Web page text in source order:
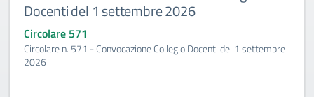
Docenti del 1 settembre 2026
Circolare 571
Circolare n. 571 - Convocazione Collegio Docenti del 1 settembre
2026